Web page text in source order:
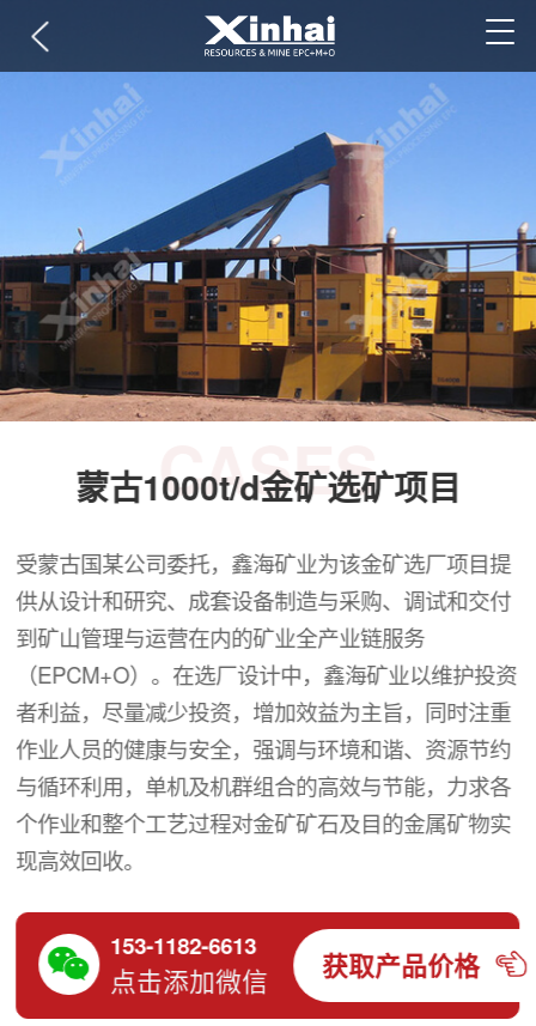
CASES
蒙古1000t/d金矿选矿项目
受蒙古国某公司委托，鑫海矿业为该金矿选厂项目提
供从设计和研究、成套设备制造与采购、调试和交付
到矿山管理与运营在内的矿业全产业链服务
（EPCM+O）。在选厂设计中，鑫海矿业以维护投资
者利益，尽量减少投资，增加效益为主旨，同时注重
作业人员的健康与安全，强调与环境和谐、资源节约
与循环利用，单机及机群组合的高效与节能，力求各
个作业和整个工艺过程对金矿矿石及目的金属矿物实
现高效回收。
153-1182-6613
点击添加微信 获取产品价格